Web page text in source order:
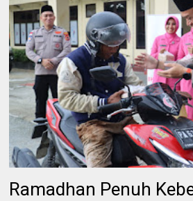
Ramadhan Penuh